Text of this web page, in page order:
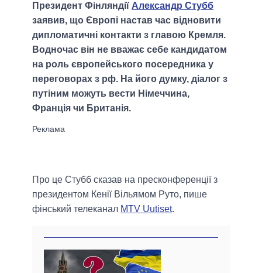
Президент Фінляндії Александр Стубб
заявив, що Європі настав час відновити
дипломатичні контакти з главою Кремля.
Водночас він не вважає себе кандидатом
на роль європейського посередника у
переговорах з рф. На його думку, діалог з
путіним можуть вести Німеччина,
Франція чи Британія.
Про це Стубб сказав на пресконференції з
президентом Кенії Вільямом Руто, пише
фінський телеканал MTV Uutiset.